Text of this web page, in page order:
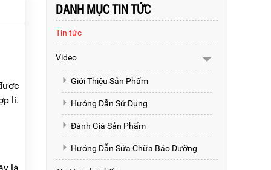
lí.
DANH MỤC TIN TỨC
Tin tức
Video
Giới Thiệu Sản Phẩm
Hướng Dẫn Sử Dụng
Đánh Giá Sản Phẩm
Hướng Dẫn Sửa Chữa Bảo Dưỡng